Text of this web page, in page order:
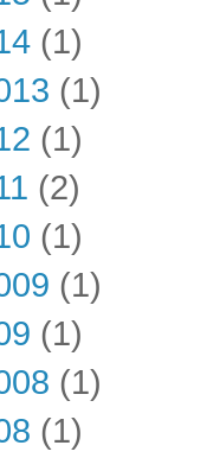
(1)
(1)
(1)
(2)
(1)
(1)
(1)
(1)
(1)